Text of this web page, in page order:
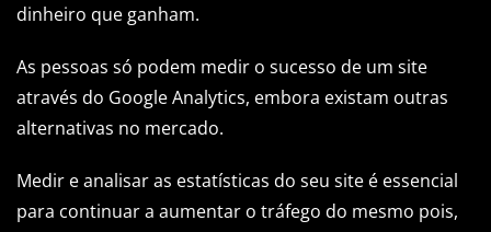
dinheiro que ganham.
As pessoas só podem medir o sucesso de um site
através do Google Analytics, embora existam outras
alternativas no mercado.
Medir e analisar as estatísticas do seu site é essencial
para continuar a aumentar o tráfego do mesmo pois,